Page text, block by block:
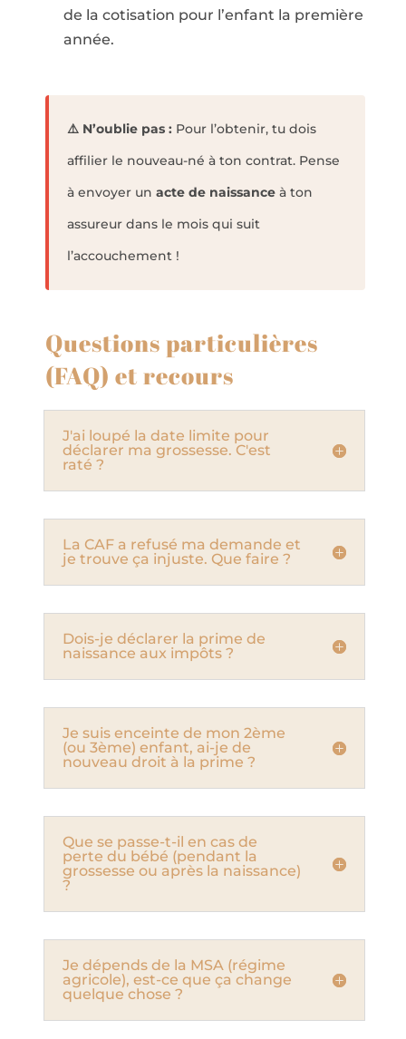
de la cotisation pour l’enfant la première
année.
⚠️ N’oublie pas : Pour l’obtenir, tu dois
affilier le nouveau-né à ton contrat. Pense
à envoyer un acte de naissanceà ton
assureur dans le mois qui suit
l’accouchement !
Questions particulières
(FAQ) et recours
J'ai loupé la date limite pour
déclarer ma grossesse. C'est
raté ?
La CAF a refusé ma demande et
je trouve ça injuste. Que faire ?
Dois-je déclarer la prime de
naissance aux impôts ?
Je suis enceinte de mon 2ème
(ou 3ème) enfant, ai-je de
nouveau droit à la prime ?
Que se passe-t-il en cas de
perte du bébé (pendant la
grossesse ou après la naissance)
?
Je dépends de la MSA (régime
agricole), est-ce que ça change
quelque chose ?